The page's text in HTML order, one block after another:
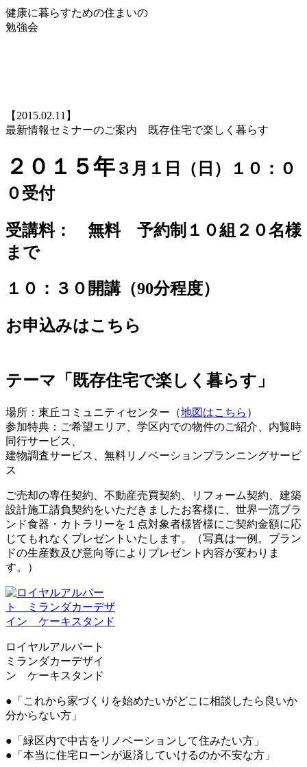
健康に暮らすための住まいの
勉強会
【2015.02.11】
最新情報セミナーのご案内 既存住宅で楽しく暮らす
２０１５年３月１日（日）１０：０
０受付
受講料： 無料 予約制１０組２０名様
まで
１０：３０開講（90分程度）
お申込みはこちら
テーマ「既存住宅で楽しく暮らす」
場所：東丘コミュニティセンター（地図はこちら ）
参加特典：ご希望エリア、学区内での物件のご紹介、内覧時
同行サービス、
建物調査サービス、無料リノベーションプランニングサービ
ス
ご売却の専任契約、不動産売買契約、リフォーム契約、建築
設計施工請負契約をいただきましたお客様に、世界一流ブラ
ンド食器・カトラリーを１点対象者様皆様にご契約金額に応
じてもれなくプレゼントいたします。（写真は一例。ブラン
ドの生産数及び意向等によりプレゼント内容が変わりま
す。）
ロイヤルアルバート
ミランダカーデザイ
ン ケーキスタンド
●「これから家づくりを始めたいがどこに相談したら良いか
分からない方」
●「緑区内で中古をリノベーションして住みたい方」
●「本当に住宅ローンが返済していけるのか不安な方」